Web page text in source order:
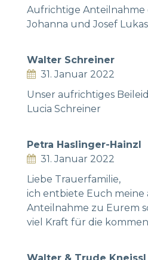
Aufrichtige
Johanna und Josef Lukas
Walter Schreiner
31. Januar 2022
Unser aufrichtiges
Lucia Schreiner
Petra Haslinger-Hainzl
31. Januar 2022
Liebe Trauerfamilie,
ich entbiete Euch meine
Anteilnahme zu Eurem
viel Kraft für die